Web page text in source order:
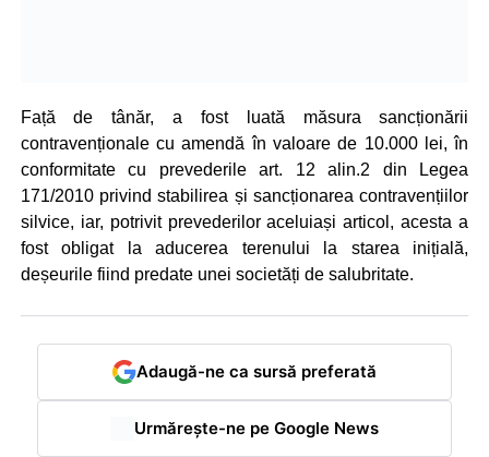
Față de tânăr, a fost luată măsura sancționării
contravenționale cu amendă în valoare de 10.000 lei, în
conformitate cu prevederile art. 12 alin.2 din Legea
171/2010 privind stabilirea și sancționarea contravențiilor
silvice, iar, potrivit prevederilor aceluiași articol, acesta a
fost obligat la aducerea terenului la starea inițială,
deșeurile fiind predate unei societăți de salubritate.
Adaugă-ne ca sursă preferată
Urmărește-ne pe Google News